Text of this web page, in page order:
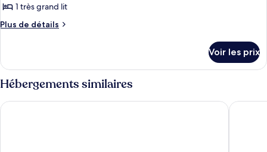
1 très grand lit
Plus de détails
Plus
le
type
de
Suite,
Voir les prix
Hébergements similaires
Loews Coral Gables Hotel THesis